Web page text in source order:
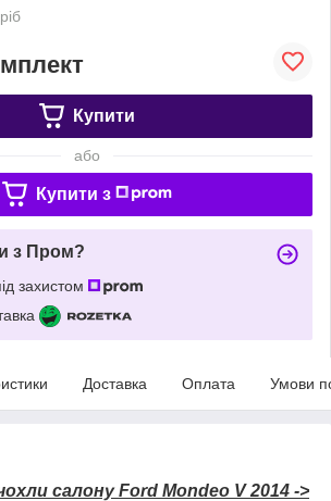
Купити
або
Купити з
з Пром?
захистом
Доставка Оплата Умови
салону Ford Mondeo V 2014 ->